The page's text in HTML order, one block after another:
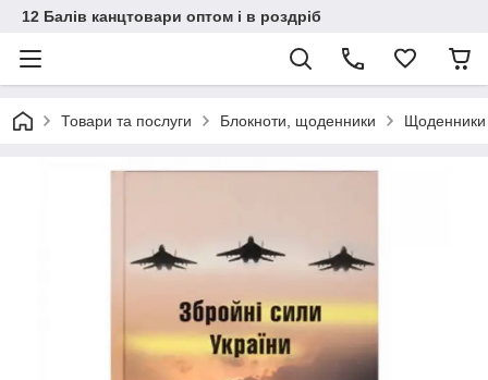
12 Балів канцтовари оптом і в роздріб
Товари та послуги Блокноти, щоденники Щоденники